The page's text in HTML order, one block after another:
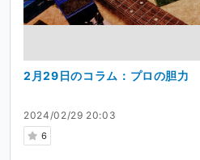
2024/02/29 20:03
6
2月29日のコラム：プロの胆力